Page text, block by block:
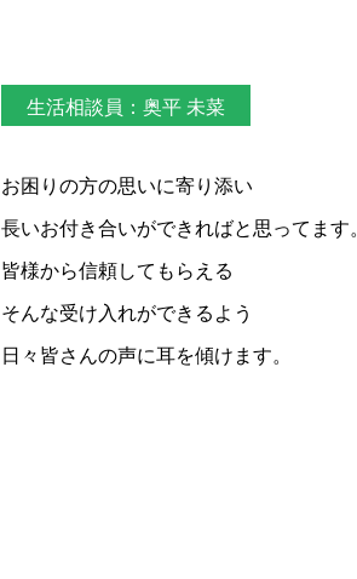
生活相談員：奥平 未菜
お困りの方の思いに寄り添い
長いお付き合いができればと思ってます。
皆様から信頼してもらえる
そんな受け入れができるよう
日々皆さんの声に耳を傾けます。